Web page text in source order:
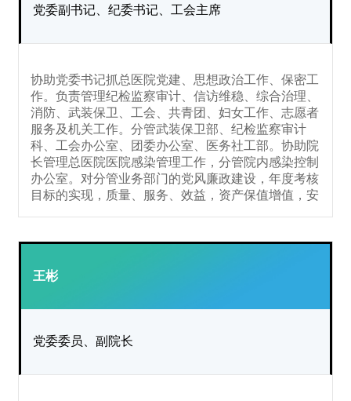
党委副书记、纪委书记、工会主席
协助党委书记抓总医院党建、思想政治工作、保密工
作。负责管理纪检监察审计、信访维稳、综合治理、
消防、武装保卫、工会、共青团、妇女工作 、志愿者
服务及机关工作。分管武装保卫部、纪检监察审计
科、工会办公室、团委办公室 、医务社工部。协助院
长管理总医院医院感染管理工作，分管院内感染控制
办公室。 对分管业务部门的党风廉政建设，年度考核
目标的实现，质量、服务、效益，资产保值增值，安
王彬
党委委员、副院长